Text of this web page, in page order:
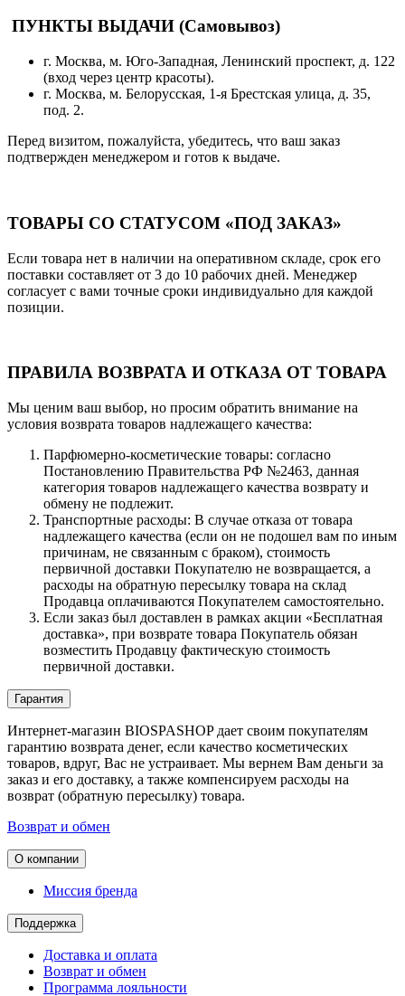
ПУНКТЫ ВЫДАЧИ (Самовывоз)
г. Москва, м. Юго-Западная, Ленинский проспект, д. 122
(вход через центр красоты).
г. Москва, м. Белорусская, 1-я Брестская улица, д. 35,
под. 2.
Перед визитом, пожалуйста, убедитесь, что ваш заказ
подтвержден менеджером и готов к выдаче.
ТОВАРЫ СО СТАТУСОМ «ПОД ЗАКАЗ»
Если товара нет в наличии на оперативном складе, срок его
поставки составляет от 3 до 10 рабочих дней. Менеджер
согласует с вами точные сроки индивидуально для каждой
позиции.
ПРАВИЛА ВОЗВРАТА И ОТКАЗА ОТ ТОВАРА
Мы ценим ваш выбор, но просим обратить внимание на
условия возврата товаров надлежащего качества:
Парфюмерно-косметические товары: согласно
Постановлению Правительства РФ №2463, данная
категория товаров надлежащего качества возврату и
обмену не подлежит.
Транспортные расходы: В случае отказа от товара
надлежащего качества (если он не подошел вам по иным
причинам, не связанным с браком), стоимость
первичной доставки Покупателю не возвращается, а
расходы на обратную пересылку товара на склад
Продавца оплачиваются Покупателем самостоятельно.
Если заказ был доставлен в рамках акции «Бесплатная
доставка», при возврате товара Покупатель обязан
возместить Продавцу фактическую стоимость
первичной доставки.
Гарантия
Интернет-магазин BIOSPASHOP дает своим покупателям
гарантию возврата денег, если качество косметических
товаров, вдруг, Вас не устраивает. Мы вернем Вам деньги за
заказ и его доставку, а также компенсируем расходы на
возврат (обратную пересылку) товара.
Возврат и обмен
О компании
Миссия бренда
Поддержка
Доставка и оплата
Возврат и обмен
Программа лояльности